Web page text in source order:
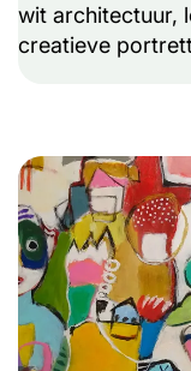
wit architectuur,
creatieve